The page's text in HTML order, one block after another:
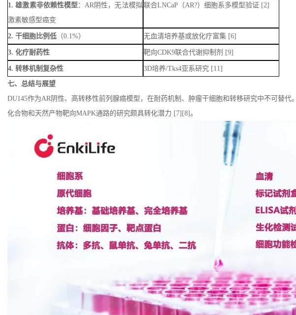
1.雄激素非依赖性模型 ： AR 阴性，无法模拟
激素敏感型癌变
联合LNCaP （AR?）细胞系多模型验证 [2]
2.干细胞比例低 （0.1%） 无血清培养基或放化疗富集 [6]
3.化疗耐药性 靶向CDK9联合代谢抑制剂 [9]
4.转移机制复杂性 3D培养/Tks4亚系研究 [11]
七、总结与展望
DU145作为AR 阴性、高转移性前列腺癌模型，在耐药机制、肿瘤干细胞和转移研究中不可替
化合物和天然产物靶向MAPK通路的研究颇具转化潜力 [7][8]。